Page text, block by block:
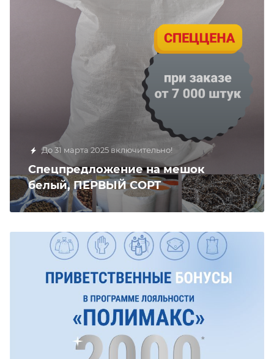
До 31 марта 2025 включительно!
Спецпредложение на мешок
белый, ПЕРВЫЙ СОРТ